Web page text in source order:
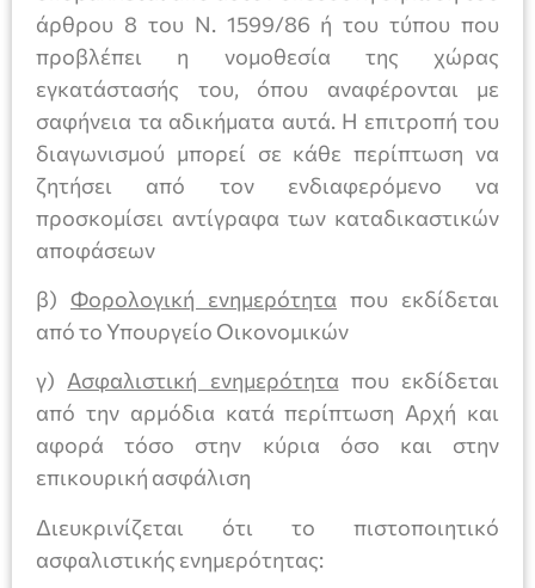
άρθρου 8 του Ν. 1599/86 ή του τύπου που
προβλέπει η νομοθεσία της χώρας
εγκατάστασής του, όπου αναφέρονται με
σαφήνεια τα αδικήματα αυτά. Η επιτροπή του
διαγωνισμού μπορεί σε κάθε περίπτωση να
ζητήσει από τον ενδιαφερόμενο να
προσκομίσει αντίγραφα των καταδικαστικών
αποφάσεων
β) Φορολογική ενημερότητα που εκδίδεται
από το Υπουργείο Οικονομικών
γ) Ασφαλιστική ενημερότητα που εκδίδεται
από την αρμόδια κατά περίπτωση Αρχή και
αφορά τόσο στην κύρια όσο και στην
επικουρική ασφάλιση
Διευκρινίζεται ότι το πιστοποιητικό
ασφαλιστικής ενημερότητας: